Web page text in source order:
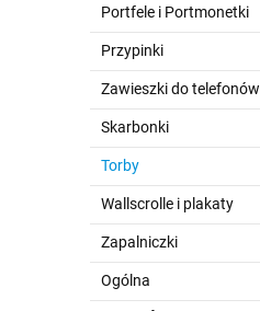
Portfele i Portmonetki
Przypinki
Zawieszki do telefonów
Skarbonki
Torby
Wallscrolle i plakaty
Zapalniczki
Ogólna